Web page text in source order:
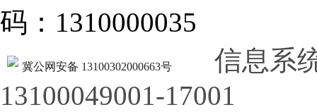
码：1310000035
冀公网安备 13100302000663号
信息系
13100049001-17001